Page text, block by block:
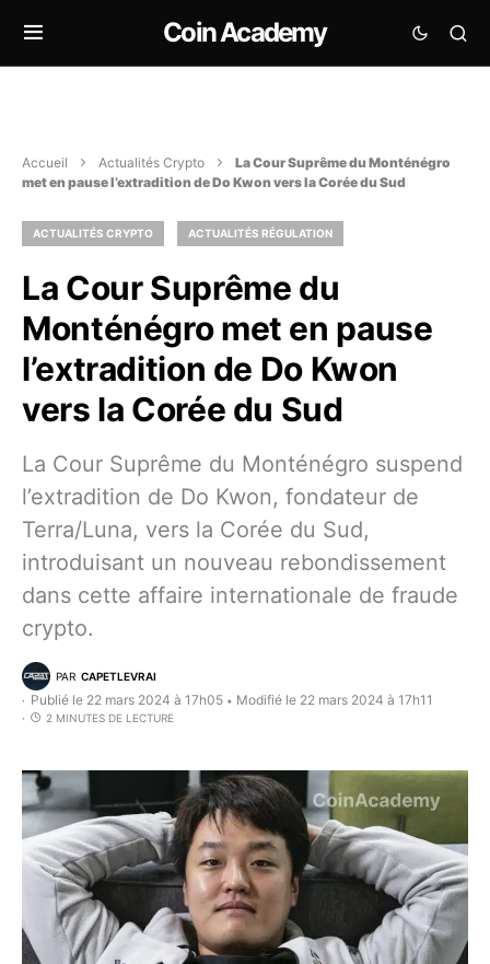
Coin Academy
Accueil Actualités Crypto
La Cour Suprême du Monténégro
met en pause l’extradition de Do Kwon vers la Corée du Sud
ACTUALITÉS CRYPTO ACTUALITÉS RÉGULATION
La Cour Suprême du
Monténégro met en pause
l’extradition de Do Kwon
vers la Corée du Sud
La Cour Suprême du Monténégro suspend
l’extradition de Do Kwon, fondateur de
Terra/Luna, vers la Corée du Sud,
introduisant un nouveau rebondissement
dans cette affaire internationale de fraude
crypto.
PAR CAPETLEVRAI
Publié le 22 mars 2024 à 17h05 • Modifié le 22 mars 2024 à 17h11
2 MINUTES DE LECTURE